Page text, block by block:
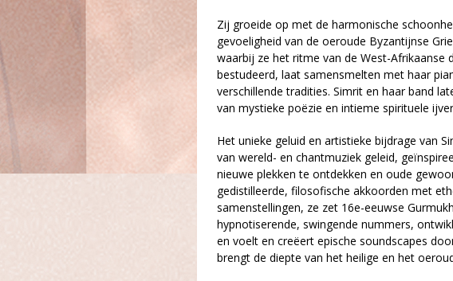
Zij groeide op met de harmonische
gevoeligheid van de oeroude Byzantijnse
waarbij ze het ritme van de West-Afrikaanse
bestudeerd, laat samensmelten met haar
verschillende tradities. Simrit en haar band
van mystieke poëzie en intieme spirituele
Het unieke geluid en artistieke bijdrage van
van wereld- en chantmuziek geleid,
nieuwe plekken te ontdekken en oude
gedistilleerde, filosofische akkoorden met
samenstellingen, ze zet 16e-eeuwse
hypnotiserende, swingende nummers,
en voelt en creëert epische soundscapes
brengt de diepte van het heilige en het